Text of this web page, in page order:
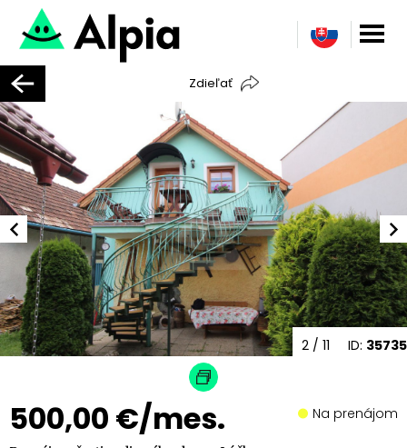
Zdieľať
ID: 35735
2 / 11
500,00 €/mes. Na prenájom